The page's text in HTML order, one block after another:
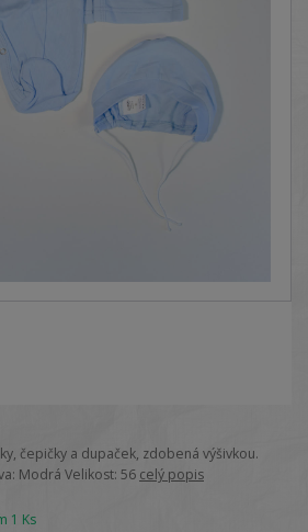
čepičky a dupaček, zdobená výšivkou.
Modrá Velikost: 56 celý popis
1 Ks